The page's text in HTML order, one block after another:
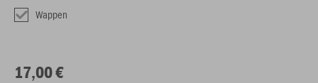
Wappen
17,00 €